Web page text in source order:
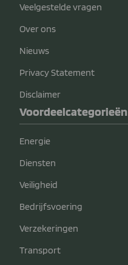
Veelgestelde vragen
Over ons
Nieuws
Privacy Statement
Disclaimer
Voordeelcategorieën
Energie
Diensten
Veiligheid
Bedrijfsvoering
Verzekeringen
Transport